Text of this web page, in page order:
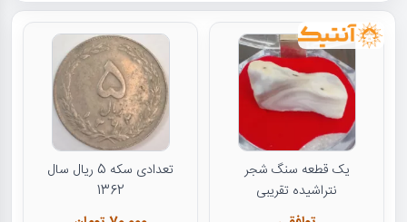
یک قطعه سنگ شجر
نتراشیده تقریبی
تعدادی سکه 5 ریال سال
1362